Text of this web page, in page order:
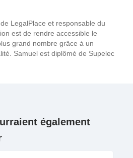
LegalPlace et responsable du
est de rendre accessible le
grand nombre grâce à un
Samuel est diplômé de Supelec
également